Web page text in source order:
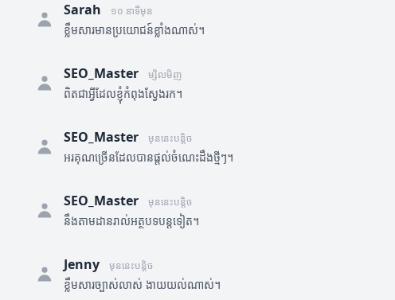
Sarah ១០ នាទីមុន
ខ្លឹមសារមានប្រយោជន៍ខ្លាំងណាស់។
SEO_Master ម្សិលមិញ
ពិតជាអ្វីដែលខ្ញុំកំពុងស្វែងរក។
SEO_Master មុននេះបន្តិច
អរគុណច្រើនដែលបានផ្តល់ចំណេះដឹងថ្មីៗ។
SEO_Master មុននេះបន្តិច
នឹងតាមដានរាល់អត្ថបទបន្តទៀត។
Jenny មុននេះបន្តិច
ខ្លឹមសារច្បាស់លាស់ ងាយយល់ណាស់។